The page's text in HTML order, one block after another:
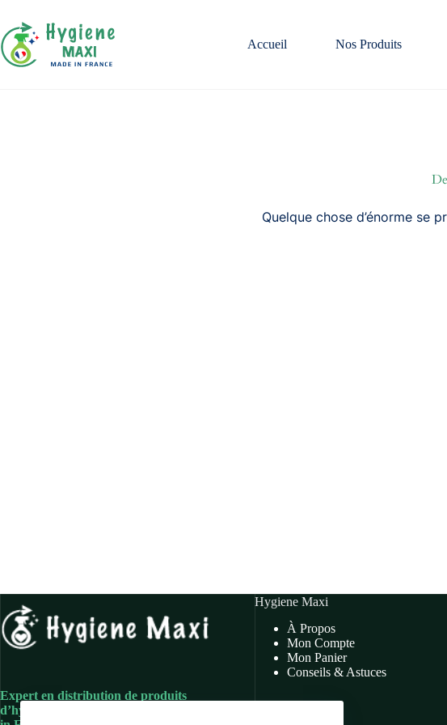
contenu
Accueil Nos Produits
Quelque chose d’énorme se
Expert en distribution de produits
d’hygiène et d’entretien 100 % made
Hygiene Maxi
À Propos
Mon Compte
Mon Panier
Conseils & Astuces